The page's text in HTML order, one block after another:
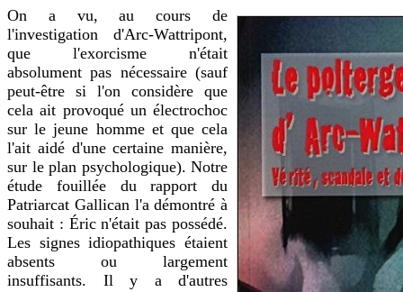
On a vu, au cours de
l'investigation d'Arc-Wattripont,
que l'exorcisme n'était
absolument pas nécessaire (sauf
peut-être si l'on considère que
cela ait provoqué un électrochoc
sur le jeune homme et que cela
l'ait aidé d'une certaine manière,
sur le plan psychologique). Notre
étude fouillée du rapport du
Patriarcat Gallican l'a démontré à
souhait : Éric n'était pas possédé.
Les signes idiopathiques étaient
absents ou largement
insuffisants. Il y a d'autres